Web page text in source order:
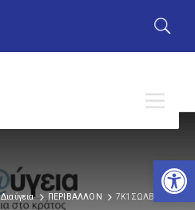
Διαύγεια ΠΕΡΙΒΑΛΛΟΝ 7Κ1ΣΩΛΒ-ΜΝΥ